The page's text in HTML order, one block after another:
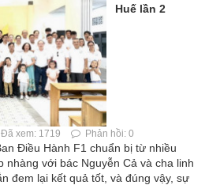
Huế lần 2
Đã xem: 1719 Phản hồi: 0
Điều Hành F1 chuẩn bị từ nhiều
nhàng với bác Nguyễn Cả và cha linh
đem lại kết quả tốt, và đúng vậy, sự